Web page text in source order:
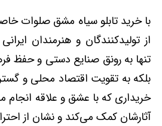
با خرید تابلو سیاه مشق صلوات
از تولیدکنندگان و هنرمندان
تنها به رونق صنایع دستی و حفظ
بلکه به تقویت اقتصاد محلی و
خریداری که با عشق و علاقه انجام
آثارشان کمک می‌کند و نشان از